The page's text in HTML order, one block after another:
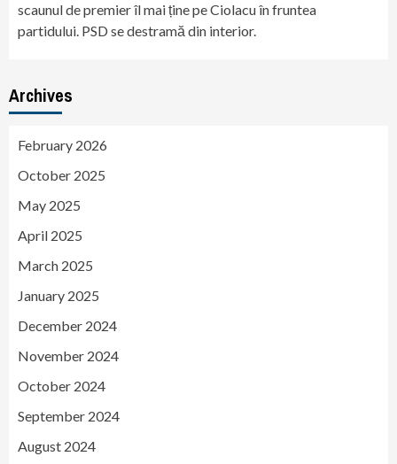
scaunul de premier îl mai ține pe Ciolacu în fruntea
partidului. PSD se destramă din interior.
Archives
February 2026
October 2025
May 2025
April 2025
March 2025
January 2025
December 2024
November 2024
October 2024
September 2024
August 2024